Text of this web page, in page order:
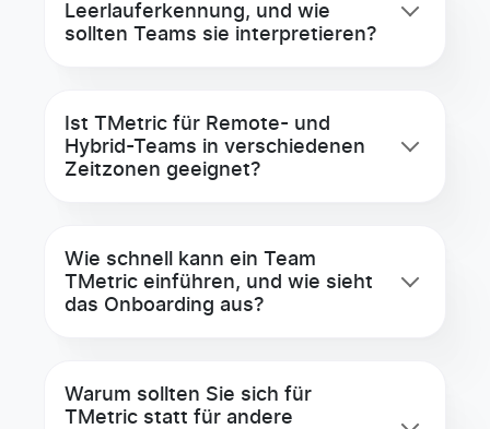
Leerlauferkennung, und wie
sollten Teams sie interpretieren?
Ist TMetric für Remote- und
Hybrid-Teams in verschiedenen
Zeitzonen geeignet?
Wie schnell kann ein Team
TMetric einführen, und wie sieht
das Onboarding aus?
Warum sollten Sie sich für
TMetric statt für andere